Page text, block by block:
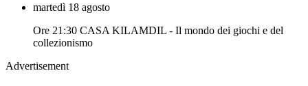
martedì 18 agosto
Ore 21:30 CASA KILAMDIL - Il mondo dei giochi e del
collezionismo
Advertisement